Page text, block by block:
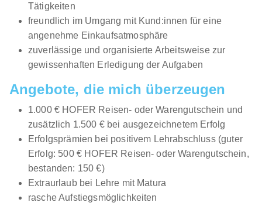
Tätigkeiten
freundlich im Umgang mit Kund:innen für eine
angenehme Einkaufsatmosphäre
zuverlässige und organisierte Arbeitsweise zur
gewissenhaften Erledigung der Aufgaben
Angebote, die mich überzeugen
1.000 € HOFER Reisen- oder Warengutschein und
zusätzlich 1.500 € bei ausgezeichnetem Erfolg
Erfolgsprämien bei positivem Lehrabschluss (guter
Erfolg: 500 € HOFER Reisen- oder Warengutschein,
bestanden: 150 €)
Extraurlaub bei Lehre mit Matura
rasche Aufstiegsmöglichkeiten